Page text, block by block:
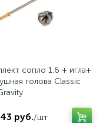
сопло 1.6 + игла+
голова Classic
руб./шт